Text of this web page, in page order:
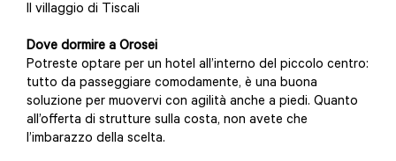
Il villaggio di Tiscali
Dove dormire a Orosei
Potreste optare per un hotel all’interno del piccolo centro:
tutto da passeggiare comodamente, è una buona
soluzione per muovervi con agilità anche a piedi. Quanto
all’offerta di strutture sulla costa, non avete che
l’imbarazzo della scelta.